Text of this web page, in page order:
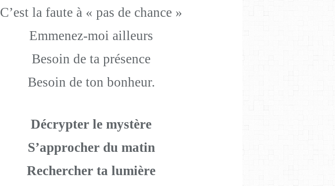
C’est la faute à « pas de chance »
Emmenez-moi ailleurs
Besoin de ta présence
Besoin de ton bonheur.
Décrypter le mystère
S’approcher du matin
Rechercher ta lumière